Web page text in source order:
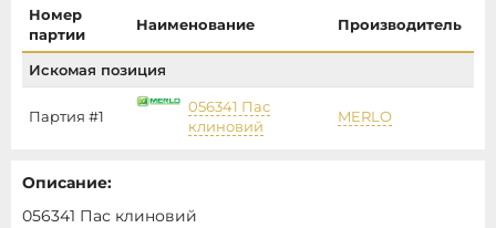
Номер
партии
Наименование Производитель
Искомая позиция
Партия #1
056341 Пас
клиновий
MERLO
Описание:
056341 Пас клиновий